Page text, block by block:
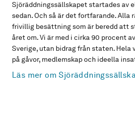
Sjöräddningssällskapet startades av
sedan. Och så är det fortfarande. Alla
frivillig besättning som är beredd att
året om. Vi är med i cirka 90 procent
Sverige, utan bidrag från staten. Hela
på gåvor, medlemskap och ideella
Läs mer om